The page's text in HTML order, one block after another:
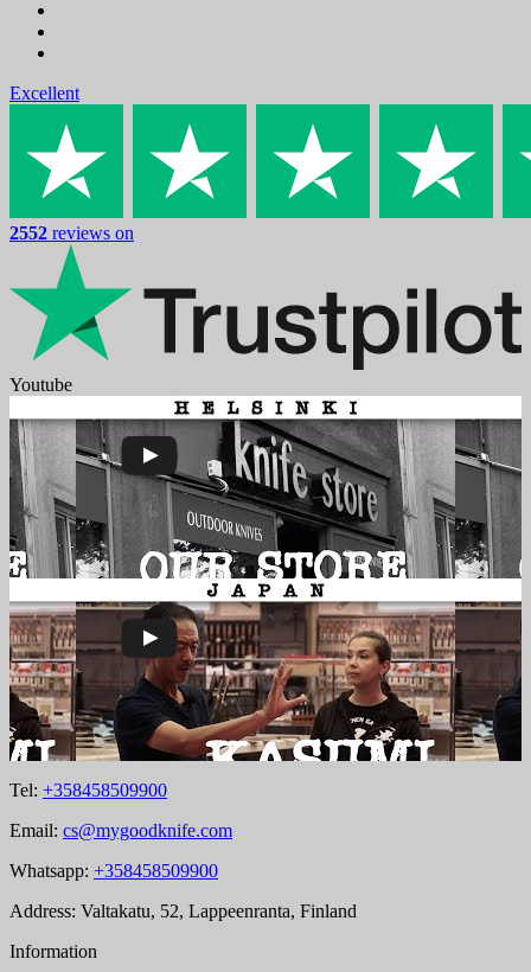
Excellent
2552 reviews on
Youtube
Tel: +358458509900
Email: cs@mygoodknife.com
Whatsapp: +358458509900
Address: Valtakatu, 52, Lappeenranta, Finland
Information